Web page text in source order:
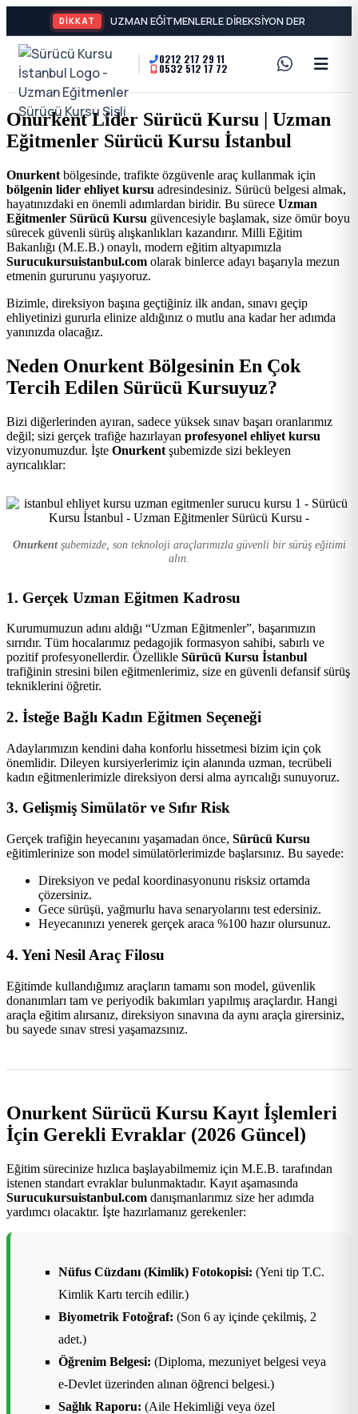
DİKKAT
Sürücü
Kursu
İstanbul
-
Şişli
En
İyi
Ehliyet
Kursu
A2
Motor
Ehliyeti
Özel
Direksiyon
Dersi
0212 217 29 11
0532 512 17 72
Onurkent Lider Sürücü Kursu | Uzman
Eğitmenler Sürücü Kursu İstanbul
Onurkent bölgesinde, trafikte özgüvenle araç kullanmak için
bölgenin lider ehliyet kursu adresindesiniz. Sürücü belgesi almak,
hayatınızdaki en önemli adımlardan biridir. Bu sürece Uzman
Eğitmenler Sürücü Kursu güvencesiyle başlamak, size ömür boyu
sürecek güvenli sürüş alışkanlıkları kazandırır. Milli Eğitim
Bakanlığı (M.E.B.) onaylı, modern eğitim altyapımızla
Surucukursuistanbul.com olarak binlerce adayı başarıyla mezun
etmenin gururunu yaşıyoruz.
Bizimle, direksiyon başına geçtiğiniz ilk andan, sınavı geçip
ehliyetinizi gururla elinize aldığınız o mutlu ana kadar her adımda
yanınızda olacağız.
Neden Onurkent Bölgesinin En Çok
Tercih Edilen Sürücü Kursuyuz?
Bizi diğerlerinden ayıran, sadece yüksek sınav başarı oranlarımız
değil; sizi gerçek trafiğe hazırlayan profesyonel ehliyet kursu
vizyonumuzdur. İşte Onurkent şubemizde sizi bekleyen
ayrıcalıklar:
Onurkentşubemizde, son teknoloji araçlarımızla güvenli bir sürüş eğitimi
alın.
1. Gerçek Uzman Eğitmen Kadrosu
Kurumumuzun adını aldığı “Uzman Eğitmenler”, başarımızın
sırrıdır. Tüm hocalarımız pedagojik formasyon sahibi, sabırlı ve
pozitif profesyonellerdir. Özellikle Sürücü Kursu İstanbul
trafiğinin stresini bilen eğitmenlerimiz, size en güvenli defansif sürüş
tekniklerini öğretir.
2. İsteğe Bağlı Kadın Eğitmen Seçeneği
Adaylarımızın kendini daha konforlu hissetmesi bizim için çok
önemlidir. Dileyen kursiyerlerimiz için alanında uzman, tecrübeli
kadın eğitmenlerimizle direksiyon dersi alma ayrıcalığı sunuyoruz.
3. Gelişmiş Simülatör ve Sıfır Risk
Gerçek trafiğin heyecanını yaşamadan önce, Sürücü Kursu
eğitimlerinize son model simülatörlerimizde başlarsınız. Bu sayede:
Direksiyon ve pedal koordinasyonunu risksiz ortamda
çözersiniz.
Gece sürüşü, yağmurlu hava senaryolarını test edersiniz.
Heyecanınızı yenerek gerçek araca %100 hazır olursunuz.
4. Yeni Nesil Araç Filosu
Eğitimde kullandığımız araçların tamamı son model, güvenlik
donanımları tam ve periyodik bakımları yapılmış araçlardır. Hangi
araçla eğitim alırsanız, direksiyon sınavına da aynı araçla girersiniz,
bu sayede sınav stresi yaşamazsınız.
Onurkent Sürücü Kursu Kayıt İşlemleri
İçin Gerekli Evraklar (2026 Güncel)
Eğitim sürecinize hızlıca başlayabilmemiz için M.E.B. tarafından
istenen standart evraklar bulunmaktadır. Kayıt aşamasında
Surucukursuistanbul.com danışmanlarımız size her adımda
yardımcı olacaktır. İşte hazırlamanız gerekenler:
Nüfus Cüzdanı (Kimlik) Fotokopisi: (Yeni tip T.C.
Kimlik Kartı tercih edilir.)
Biyometrik Fotoğraf: (Son 6 ay içinde çekilmiş, 2
adet.)
Öğrenim Belgesi: (Diploma, mezuniyet belgesi veya
e-Devlet üzerinden alınan öğrenci belgesi.)
Sağlık Raporu: (Aile Hekimliği veya özel